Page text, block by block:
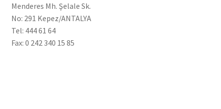
Menderes Mh. Şelale Sk.
No: 291 Kepez/ANTALYA
Tel: 444 61 64
Fax: 0 242 340 15 85